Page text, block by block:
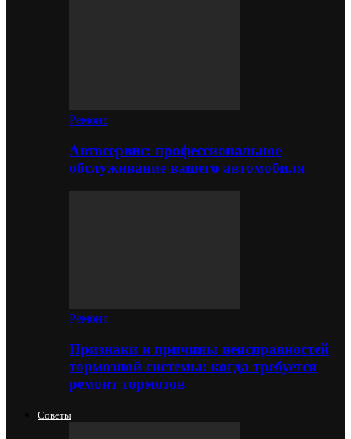
Ремонт
Автосервис: профессиональное
обслуживание вашего автомобиля
Ремонт
Признаки и причины неисправностей
тормозной системы: когда требуется
ремонт тормозов
Советы